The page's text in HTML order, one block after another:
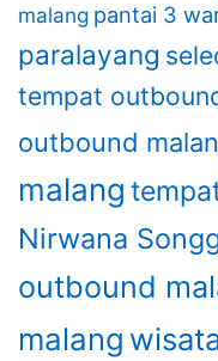
malang pantai 3
paralayang
tempat
outbound
malang
Nirwana
outbound
malang